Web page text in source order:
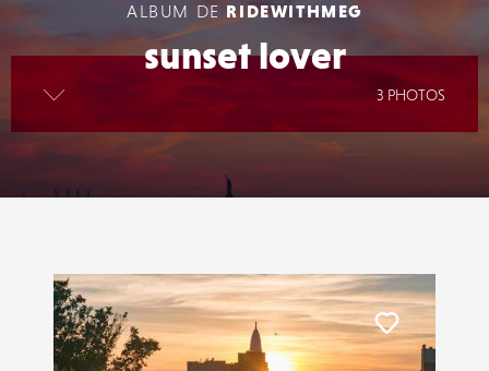
ALBUM DE RIDEWITHMEG
sunset lover
lire la suite
3 PHOTOS
Liker